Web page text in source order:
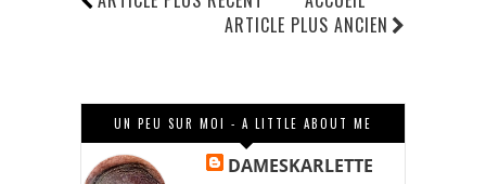
ARTICLE PLUS ANCIEN
UN PEU SUR MOI - A LITTLE ABOUT ME
DAMESKARLETTE